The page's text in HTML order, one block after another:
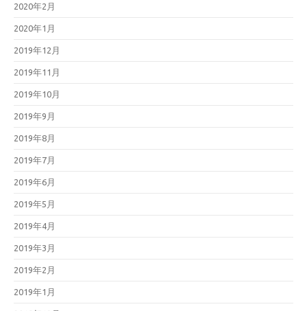
2020年2月
2020年1月
2019年12月
2019年11月
2019年10月
2019年9月
2019年8月
2019年7月
2019年6月
2019年5月
2019年4月
2019年3月
2019年2月
2019年1月